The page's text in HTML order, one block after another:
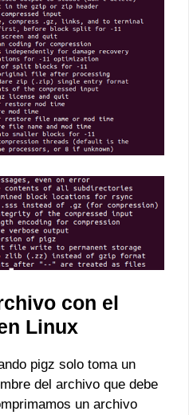
con el
Linux
pigz solo toma un
del archivo que debe
un archivo